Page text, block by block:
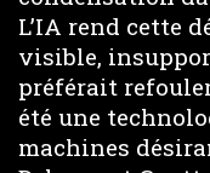
L’IA rend cette
visible,
préférait
été une
machines